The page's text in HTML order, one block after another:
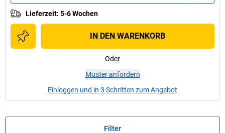
Lieferzeit: 5-6 Wochen
IN DEN WARENKORB
Oder
Muster anfordern
Einloggen und in 3 Schritten zum Angebot
Filter